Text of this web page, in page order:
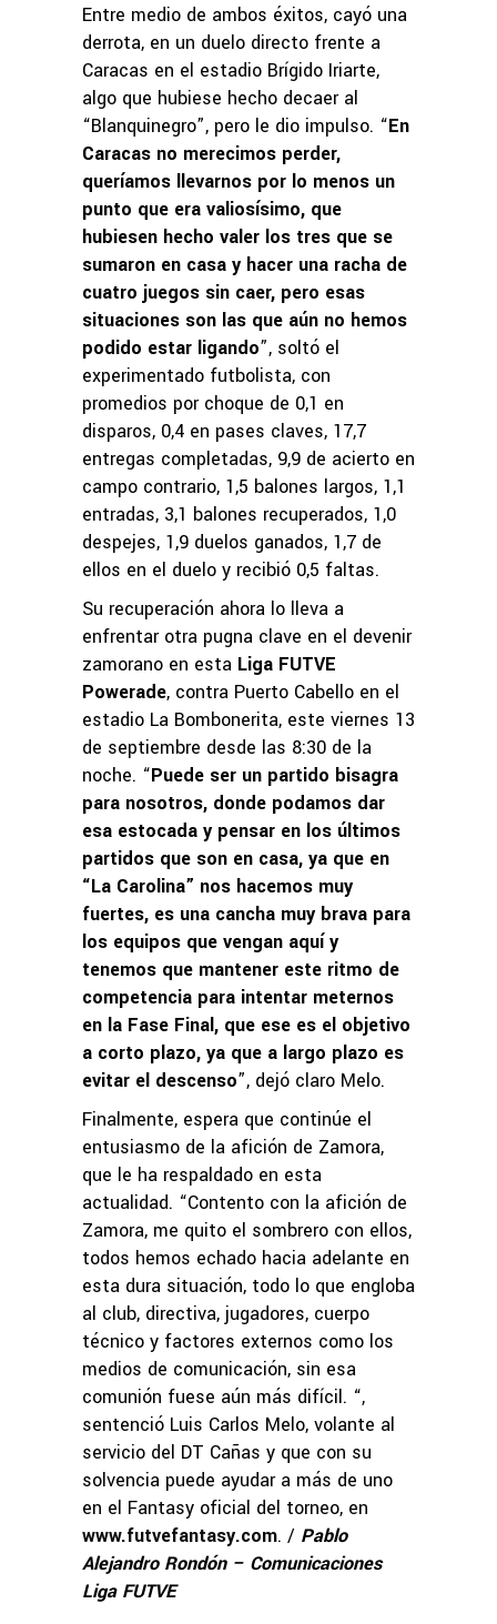
Entre medio de ambos éxitos, cayó una
derrota, en un duelo directo frente a
Caracas en el estadio Brígido Iriarte,
algo que hubiese hecho decaer al
“Blanquinegro”, pero le dio impulso. “En
Caracas no merecimos perder,
queríamos llevarnos por lo menos un
punto que era valiosísimo, que
hubiesen hecho valer los tres que se
sumaron en casa y hacer una racha de
cuatro juegos sin caer, pero esas
situaciones son las que aún no hemos
podido estar ligando”, soltó el
experimentado futbolista, con
promedios por choque de 0,1 en
disparos, 0,4 en pases claves, 17,7
entregas completadas, 9,9 de acierto en
campo contrario, 1,5 balones largos, 1,1
entradas, 3,1 balones recuperados, 1,0
despejes, 1,9 duelos ganados, 1,7 de
ellos en el duelo y recibió 0,5 faltas.
Su recuperación ahora lo lleva a
enfrentar otra pugna clave en el devenir
zamorano en esta Liga FUTVE
Powerade, contra Puerto Cabello en el
estadio La Bombonerita, este viernes 13
de septiembre desde las 8:30 de la
noche. “Puede ser un partido bisagra
para nosotros, donde podamos dar
esa estocada y pensar en los últimos
partidos que son en casa, ya que en
“La Carolina” nos hacemos muy
fuertes, es una cancha muy brava para
los equipos que vengan aquí y
tenemos que mantener este ritmo de
competencia para intentar meternos
en la Fase Final, que ese es el objetivo
a corto plazo, ya que a largo plazo es
evitar el descenso”, dejó claro Melo.
Finalmente, espera que continúe el
entusiasmo de la afición de Zamora,
que le ha respaldado en esta
actualidad. “Contento con la afición de
Zamora, me quito el sombrero con ellos,
todos hemos echado hacia adelante en
esta dura situación, todo lo que engloba
al club, directiva, jugadores, cuerpo
técnico y factores externos como los
medios de comunicación, sin esa
comunión fuese aún más difícil. “,
sentenció Luis Carlos Melo, volante al
servicio del DT Cañas y que con su
solvencia puede ayudar a más de uno
en el Fantasy oficial del torneo, en
www.futvefantasy.com. / Pablo
Alejandro Rondón – Comunicaciones
Liga FUTVE